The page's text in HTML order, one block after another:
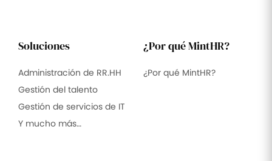
Soluciones
Administración de RR.HH
Gestión del talento
Gestión de servicios de IT
Y mucho más…
¿Por qué MintHR?
¿Por qué MintHR?